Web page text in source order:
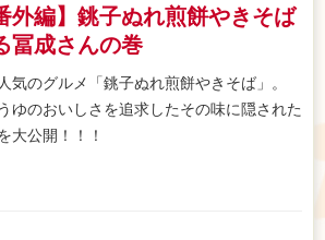
外編】銚子ぬれ煎餅やきそば
冨成さんの巻
気のグルメ「銚子ぬれ煎餅やきそば」。
ゆのおいしさを追求したその味に隠された
大公開！！！